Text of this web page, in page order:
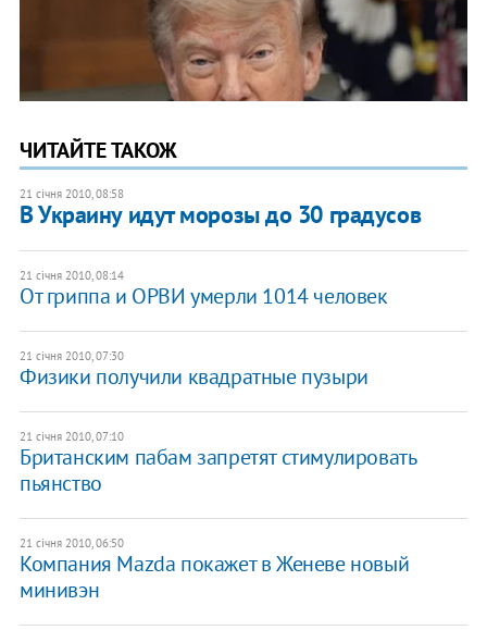
ЧИТАЙТЕ ТАКОЖ
21 січня 2010, 08:58
В Украину идут морозы до 30 градусов
21 січня 2010, 08:14
От гриппа и ОРВИ умерли 1014 человек
21 січня 2010, 07:30
Физики получили квадратные пузыри
21 січня 2010, 07:10
Британским пабам запретят стимулировать
пьянство
21 січня 2010, 06:50
Компания Mazda покажет в Женеве новый
минивэн